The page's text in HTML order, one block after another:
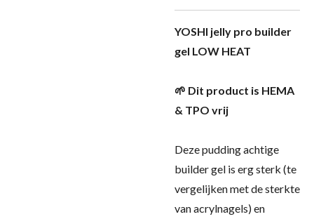
YOSHI jelly pro builder
gel LOW HEAT
🌱 Dit product is HEMA
& TPO vrij
Deze pudding achtige
builder gel is erg sterk (te
vergelijken met de sterkte
van acrylnagels) en